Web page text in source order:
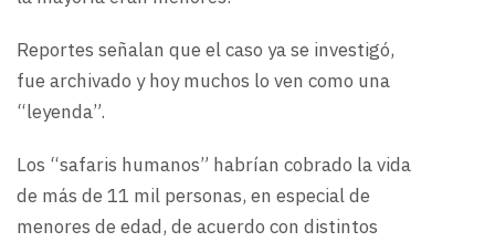
Reportes señalan que el caso ya se investigó,
fue archivado y hoy muchos lo ven como una
“leyenda”.
Los “safaris humanos” habrían cobrado la vida
de más de 11 mil personas, en especial de
menores de edad, de acuerdo con distintos